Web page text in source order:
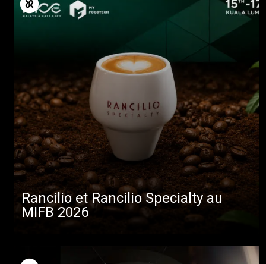
Rancilio et Rancilio Specialty au
MIFB 2026